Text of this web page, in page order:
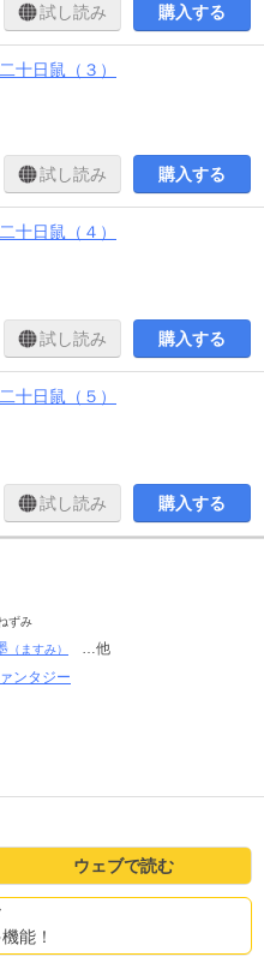
試し読み 購入する
十日鼠（３）
試し読み 購入する
十日鼠（４）
試し読み 購入する
十日鼠（５）
試し読み 購入する
ずみ
（ますみ）
…他
ンタジー
ウェブで読む
能！